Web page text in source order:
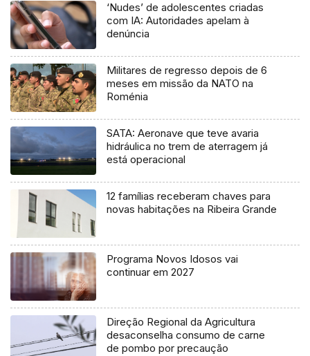
‘Nudes’ de adolescentes criadas
com IA: Autoridades apelam à
denúncia
Militares de regresso depois de 6
meses em missão da NATO na
Roménia
SATA: Aeronave que teve avaria
hidráulica no trem de aterragem já
está operacional
12 famílias receberam chaves para
novas habitações na Ribeira Grande
Programa Novos Idosos vai
continuar em 2027
Direção Regional da Agricultura
desaconselha consumo de carne
de pombo por precaução